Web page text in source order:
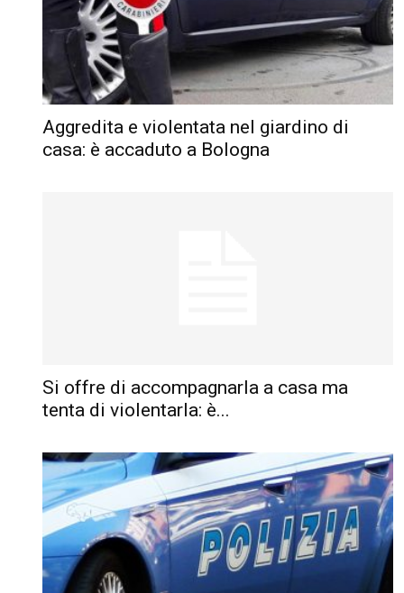
Aggredita e violentata nel giardino di
casa: è accaduto a Bologna
Si offre di accompagnarla a casa ma
tenta di violentarla: è...